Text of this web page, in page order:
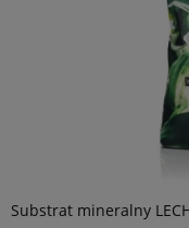
Substrat mineralny